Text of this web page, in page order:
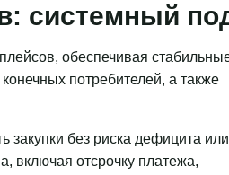
системный
обеспечивая
потребителей, а также
закупки без риска дефицита или
включая отсрочку платежа,